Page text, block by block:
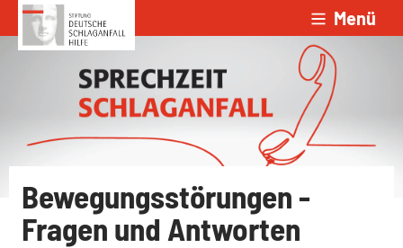
Zum Inhalt springen Menü
Bewegungsstörungen -
Fragen und Antworten